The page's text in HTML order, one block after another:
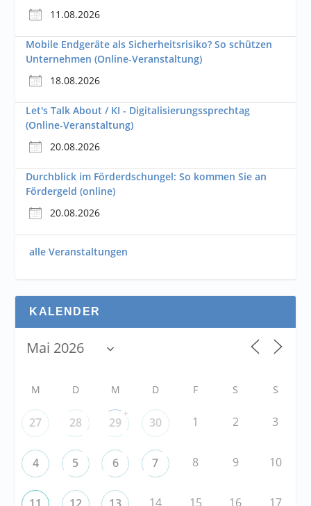
11.08.2026
Mobile Endgeräte als Sicherheitsrisiko? So schützen
Unternehmen (Online-Veranstaltung)
18.08.2026
Let's Talk About / KI - Digitalisierungssprechtag
(Online-Veranstaltung)
20.08.2026
Durchblick im Förderdschungel: So kommen Sie an
Fördergeld (online)
20.08.2026
alle Veranstaltungen
KALENDER
M D M D F S S
27 28 29
+
30 1 2 3
4 5 6 7 8 9 10
11 12 13 14 15 16 17